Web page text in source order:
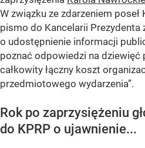
W związku ze zdarzeniem poseł
pismo do Kancelarii Prezydenta
o udostępnienie informacji
poznać odpowiedzi na dziewięć
całkowity łączny koszt
przedmiotowego wydarzenia”.
Rok po zaprzysiężeniu
do KPRP o ujawnienie...